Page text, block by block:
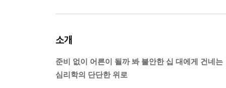
소개
준비 없이 어른이 될까 봐 불안한 십 대에게 건네는
심리학의 단단한 위로